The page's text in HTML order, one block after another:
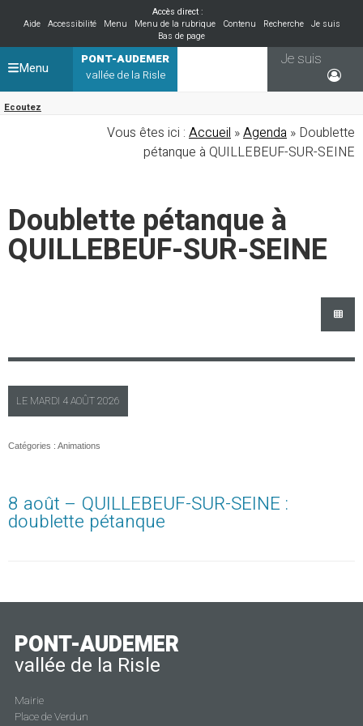
Accès direct :
Aide
Accessibilité Menu Menu de la rubrique Contenu Recherche
Je suis
Bas de page
PONT-AUDEMER
vallée de la Risle
Ecoutez
Je suis
Menu
Vous êtes ici : Accueil »Agenda » Doublette
pétanque à QUILLEBEUF-SUR-SEINE
Doublette pétanque à
QUILLEBEUF-SUR-SEINE
LE MARDI 4 AOÛT 2026
Catégories : Animations
8 août – QUILLEBEUF-SUR-SEINE :
doublette pétanque
PONT-AUDEMER
vallée de la Risle
Mairie
Place de Verdun